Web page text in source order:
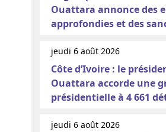
Ouattara annonce des
approfondies et des
jeudi 6 août 2026
Côte d’Ivoire : le
Ouattara accorde une
présidentielle à 4 661
jeudi 6 août 2026